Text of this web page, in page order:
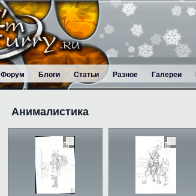
Форум Блоги Статьи Разное Галереи
Анималистика